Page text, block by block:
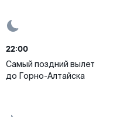
22:00
Самый поздний вылет
до Горно-Алтайска